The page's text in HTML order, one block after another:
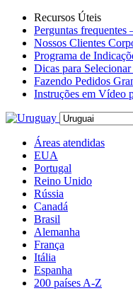
Recursos Úteis
Perguntas
Nossos Clientes
Programa de
Dicas para
Fazendo Pedidos
Instruções em Vídeo
Áreas atendidas
EUA
Portugal
Reino Unido
Rússia
Canadá
Brasil
Alemanha
França
Itália
Espanha
200 países A-Z